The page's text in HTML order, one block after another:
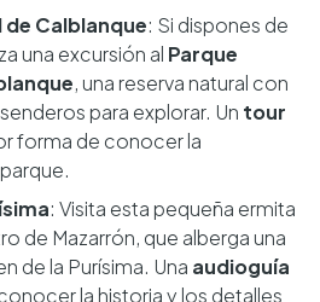
de Calblanque: Si dispones de
una excursión al Parque
, una reserva natural con
para explorar. Un tour
forma de conocer la
: Visita esta pequeña ermita
de Mazarrón, que alberga una
de la Purísima. Una audioguía
la historia y los detalles